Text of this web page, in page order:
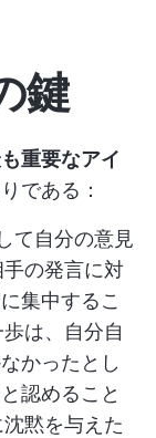
鍵
重要なアイ
である：
て自分の意見
の発言に対
集中するこ
は、自分自
かったとし
認めること
黙を与えた